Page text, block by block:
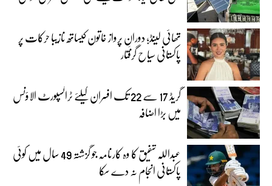
تھائی لینڈ؛ دورانِ پرواز خاتون کیساتھ نازیبا حرکات پر
پاکستانی سیاح گرفتار
گریڈ 17 سے 22 تک افسران کیلئے ٹرانسپورٹ الاؤنس
میں بڑا اضافہ
عبداللہ شفیق کا وہ کارنامہ جو گزشتہ 49 سال میں کوئی
پاکستانی انجام نہ دے سکا